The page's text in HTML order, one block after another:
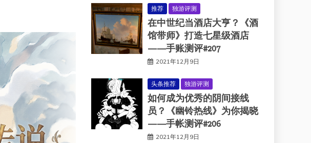
推荐 独游评测
在中世纪当酒店大亨？《酒
馆带师》打造七星级酒店
——手账测评#207
2021年12月9日
头条推荐 独游评测
如何成为优秀的阴间接线
员？《幽铃热线》为你揭晓
——手帐测评#206
2021年12月9日